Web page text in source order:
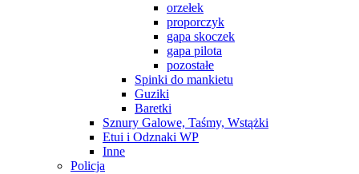
orzełek
proporczyk
gapa skoczek
gapa pilota
pozostałe
Spinki do mankietu
Guziki
Baretki
Sznury Galowe, Taśmy, Wstążki
Etui i Odznaki WP
Inne
Policja